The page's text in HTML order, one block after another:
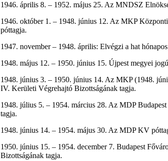
1946. április 8. – 1952. május 25. Az MNDSZ
1946. október 1. – 1948. június 12. Az MKP
póttagja.
1947. november – 1948. április: Elvégzi a hat
1948. május 12. – 1950. június 15. Újpest megyei
1948. június 3. – 1950. június 14. Az MKP (1948.
IV. Kerületi Végrehajtó Bizottságának tagja.
1948. július 5. – 1954. március 28. Az MDP
tagja.
1948. június 14. – 1954. május 30. Az MDP KV
1950. június 15. – 1954. december 7. Budapest
Bizottságának tagja.